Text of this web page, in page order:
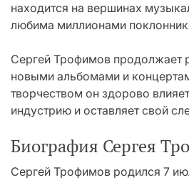
находится на вершинах
любима миллионами
Сергей Трофимов продолжает
новыми альбомами и
творчеством он здорово
индустрию и оставляет свой
Биография Сергея
Сергей Трофимов родился 7